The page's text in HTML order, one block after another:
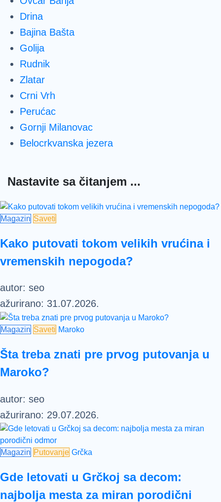
Drina
Bajina Bašta
Golija
Rudnik
Zlatar
Crni Vrh
Perućac
Gornji Milanovac
Belocrkvanska jezera
Nastavite sa čitanjem ...
Magazin Saveti
Kako putovati tokom velikih vrućina i
vremenskih nepogoda?
autor: seo
ažurirano: 31.07.2026.
Magazin Saveti Maroko
Šta treba znati pre prvog putovanja u
Maroko?
autor: seo
ažurirano: 29.07.2026.
Magazin Putovanje Grčka
Gde letovati u Grčkoj sa decom:
najbolja mesta za miran porodični